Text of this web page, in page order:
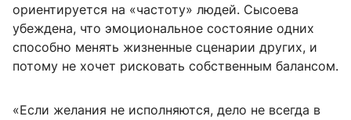
ориентируется на «частоту» людей. Сысоева
убеждена, что эмоциональное состояние одних
способно менять жизненные сценарии других, и
потому не хочет рисковать собственным балансом.
«Если желания не исполняются, дело не всегда в